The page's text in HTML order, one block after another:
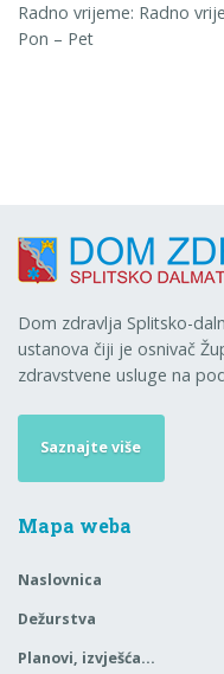
Radno vrijeme: Radno
Pon – Pet
Dom zdravlja Splitsko-
ustanova čiji je osnivač
zdravstvene usluge na
Saznajte više
Mapa weba
Naslovnica
Dežurstva
Planovi, izvješća…